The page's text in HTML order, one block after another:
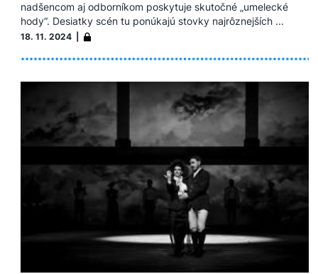
nadšencom aj odborníkom poskytuje skutočné „umelecké
hody“. Desiatky scén tu ponúkajú stovky najrôznejších ...
18. 11. 2024 |